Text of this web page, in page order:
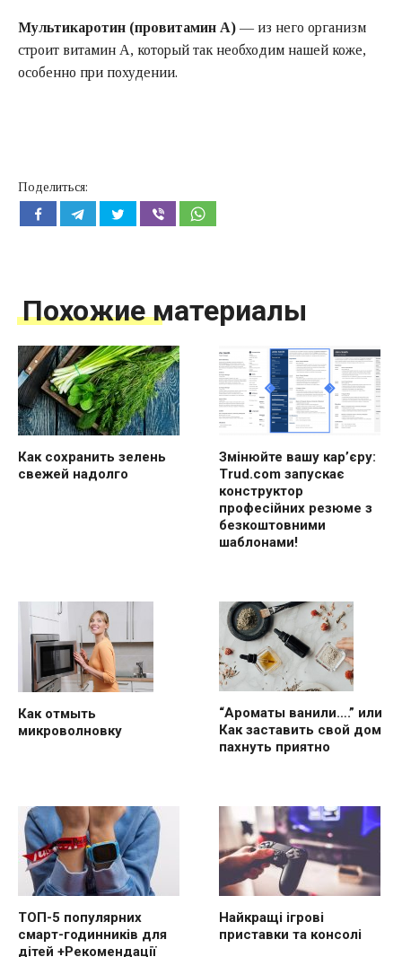
Мультикаротин (провитамин А) — из него организм
строит витамин А, который так необходим нашей коже,
особенно при похудении.
Поделиться:
Похожие материалы
Как сохранить зелень
свежей надолго
Змінюйте вашу кар’єру:
Trud.com запускає
конструктор
професійних резюме з
безкоштовними
шаблонами!
Как отмыть
микроволновку
“Ароматы ванили….” или
Как заставить свой дом
пахнуть приятно
ТОП-5 популярних
смарт-годинників для
дітей +Рекомендації
Найкращі ігрові
приставки та консолі